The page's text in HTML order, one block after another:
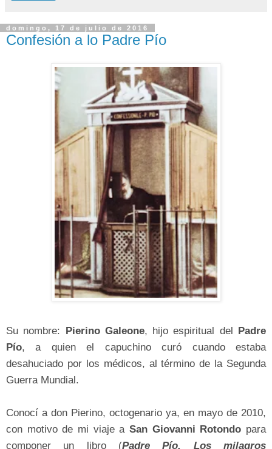
domingo, 17 de julio de 2016
Confesión a lo Padre Pío
Su nombre: Pierino Galeone, hijo espiritual del Padre
Pío, a quien el capuchino curó cuando estaba
desahuciado por los médicos, al término de la Segunda
Guerra Mundial.
Conocí a don Pierino, octogenario ya, en mayo de 2010,
con motivo de mi viaje a San Giovanni Rotondo para
componer un libro (Padre Pío. Los milagros